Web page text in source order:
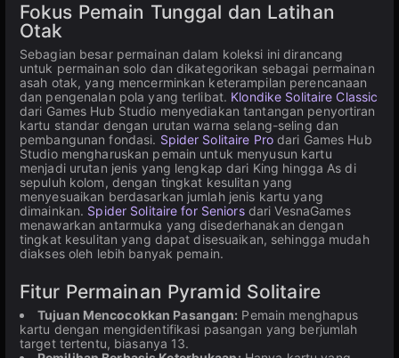
Fokus Pemain Tunggal dan Latihan
Otak
Sebagian besar permainan dalam koleksi ini dirancang
untuk permainan solo dan dikategorikan sebagai permainan
asah otak, yang mencerminkan keterampilan perencanaan
dan pengenalan pola yang terlibat. Klondike Solitaire Classic
dari Games Hub Studio menyediakan tantangan penyortiran
kartu standar dengan urutan warna selang-seling dan
pembangunan fondasi. Spider Solitaire Prodari Games Hub
Studio mengharuskan pemain untuk menyusun kartu
menjadi urutan jenis yang lengkap dari King hingga As di
sepuluh kolom, dengan tingkat kesulitan yang
menyesuaikan berdasarkan jumlah jenis kartu yang
dimainkan. Spider Solitaire for Seniorsdari VesnaGames
menawarkan antarmuka yang disederhanakan dengan
tingkat kesulitan yang dapat disesuaikan, sehingga mudah
diakses oleh lebih banyak pemain.
Fitur Permainan Pyramid Solitaire
Tujuan Mencocokkan Pasangan: Pemain menghapus
kartu dengan mengidentifikasi pasangan yang berjumlah
target tertentu, biasanya 13.